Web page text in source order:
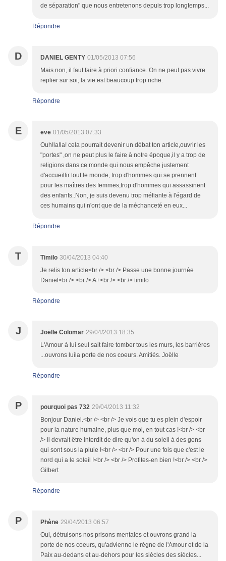
de séparation" que nous entretenons depuis trop longtemps...
Répondre
D DANIEL GENTY 01/05/2013 07:56
Mais non, il faut faire à priori confiance. On ne peut pas vivre
replier sur soi, la vie est beaucoup trop riche.
Répondre
E eve 01/05/2013 07:33
Ouh!la!la! cela pourrait devenir un débat ton article,ouvrir les
"portes" ,on ne peut plus le faire à notre époque,il y a trop de
religions dans ce monde qui nous empêche justement
d'accueillir tout le monde, trop d'hommes qui se prennent
pour les maîtres des femmes,trop d'hommes qui assassinent
des enfants..Non, je suis devenu trop méfiante à l'égard de
ces humains qui n'ont que de la méchanceté en eux...
Répondre
T Timilo 30/04/2013 04:40
Je relis ton article<br /> <br /> Passe une bonne journée
Daniel<br /> <br /> A+<br /> <br /> timilo
Répondre
J Joëlle Colomar 29/04/2013 18:35
L'Amour à lui seul sait faire tomber tous les murs, les barrières
...ouvrons luila porte de nos coeurs. Amitiés. Joëlle
Répondre
P pourquoi pas 732 29/04/2013 11:32
Bonjour Daniel.<br /> <br /> Je vois que tu es plein d'espoir
pour la nature humaine, plus que moi, en tout cas !<br /> <br
/> Il devrait être interdit de dire qu'on à du soleil à des gens
qui sont sous la pluie !<br /> <br /> Pour une fois que c'est le
nord qui a le soleil !<br /> <br /> Profites-en bien !<br /> <br />
Gilbert
Répondre
P Phène 29/04/2013 06:57
Oui, détruisons nos prisons mentales et ouvrons grand la
porte de nos coeurs, qu'advienne le règne de l'Amour et de la
Paix au-dedans et au-dehors pour les siècles des siècles...